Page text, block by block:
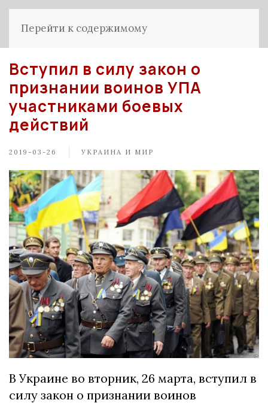
Перейти к содержимому
Вступил в силу закон о
признании воинов УПА
участниками боевых
действий
2019-03-26 УКРАИНА И МИР
В Украине во вторник, 26 марта, вступил в
силу закон о признании воинов